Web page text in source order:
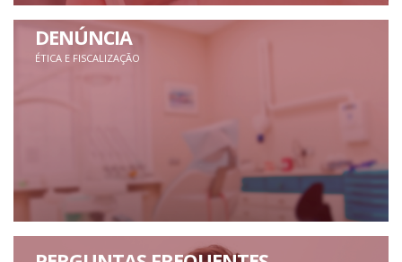
DENÚNCIA
ÉTICA E FISCALIZAÇÃO